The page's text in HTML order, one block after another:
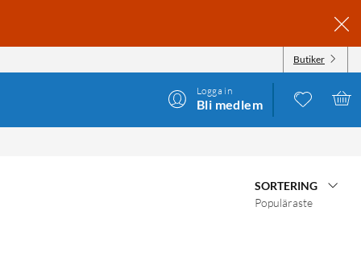
Butiker
Logga in
Bli medlem
SORTERING
Populäraste